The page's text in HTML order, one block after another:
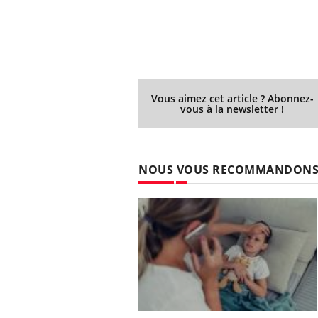
Vous aimez cet article ? Abonnez-
vous à la newsletter !
NOUS VOUS RECOMMANDONS